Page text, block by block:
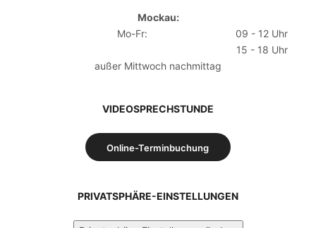
Mockau:
Mo-Fr:
09 - 12 Uhr
15 - 18 Uhr
außer Mittwoch nachmittag
VIDEOSPRECHSTUNDE
Online-Terminbuchung
PRIVATSPHÄRE-EINSTELLUNGEN